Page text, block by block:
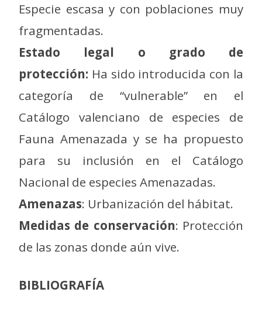
Especie escasa y con poblaciones muy
fragmentadas.
Estado legal o grado de
protección: Ha sido introducida con la
categoría de “vulnerable” en el
Catálogo valenciano de especies de
Fauna Amenazada y se ha propuesto
para su inclusión en el Catálogo
Nacional de especies Amenazadas.
Amenazas: Urbanización del hábitat.
Medidas de conservación: Protección
de las zonas donde aún vive.
BIBLIOGRAFÍA